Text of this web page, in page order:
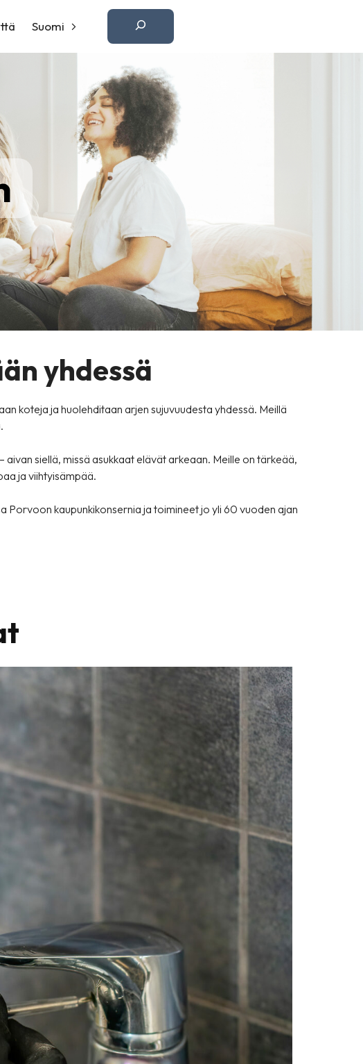
Suomi
Etsi
yhdessä
koteja ja huolehditaan arjen sujuvuudesta yhdessä. Meillä
siellä, missä asukkaat elävät arkeaan. Meille on tärkeää,
ja viihtyisämpää.
kaupunkikonsernia ja toimineet jo yli 60 vuoden ajan